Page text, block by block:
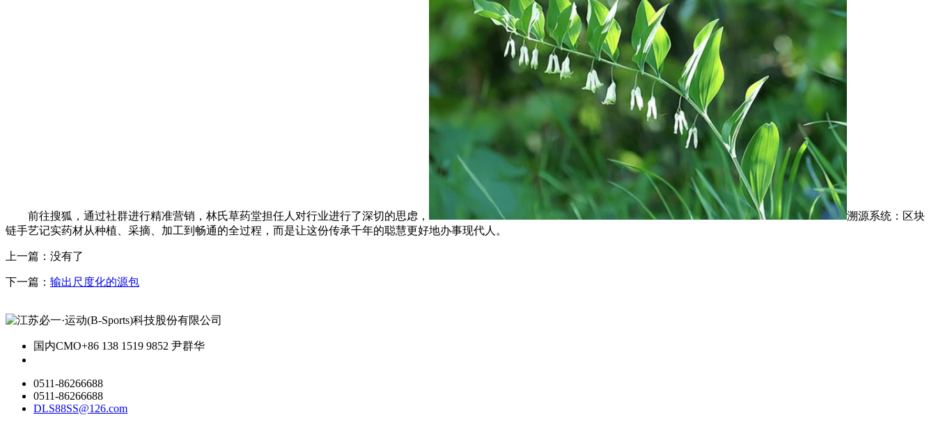
前往搜狐，通过社群进行精准营销，林氏草药堂担任人对行业进行了深切的思虑，
溯源系统：区块
链手艺记实药材从种植、采摘、加工到畅通的全过程，而是让这份传承千年的聪慧更好地办事现代人。
上一篇：没有了
下一篇： 输出尺度化的源包
国内CMO+86 138 1519 9852 尹群华
0511-86266688
0511-86266688
DLS88SS@126.com